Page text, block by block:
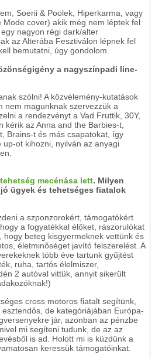
Soerii & Poolek, Hiperkarma, vagy
Mode cover) akik még nem léptek fel
nagyon régi dark/alter
az Alterába Fesztiválon lépnek fel
bemutatni, úgy gondolom.
a nagyszínpadi line-
szólni! A közvélemény-kutatások
nem magunknak szervezzük a
a rendezvényt a Vad Fruttik, 30Y,
kérik az Anna and the Barbies-t,
Brains-t és más csapatokat, így
up-ot kihozni, nyilván az anyagi
mecénása lett. Milyen
ügyek és tehetséges fiatalok
a szponzorokért, támogatókért.
a fogyatékkal élőket, rászorulókat
hogy beteg kisgyermeknek vettünk és
életminőséget javító felszerelést. A
több éve tartunk gyűjtést
ruha, tartós élelmiszer,
2 autóval vittük, annyit sikerült
cross motoros fiatalt segítünk,
de kategóriájában Európa-
jár, azonban az pénzbe
mi segíteni tudunk, de az az
is ad. Holott mi is küzdünk a
keressük támogatóinkat.